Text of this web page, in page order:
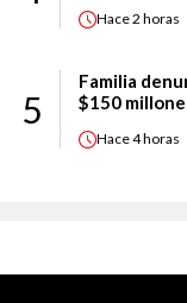
Hace2 horas
5
Familia
$150
Hace4 horas